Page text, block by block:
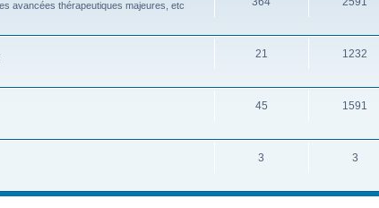
avancées thérapeutiques majeures, etc
21 1232
45 1591
3 3